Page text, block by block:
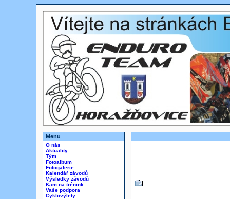
Menu
O nás
Aktuality
Tým
Fotoalbum
Fotogalerie
Kalendář závodů
Výsledky závodů
Kam na trénink
Vaše podpora
Cyklovýlety